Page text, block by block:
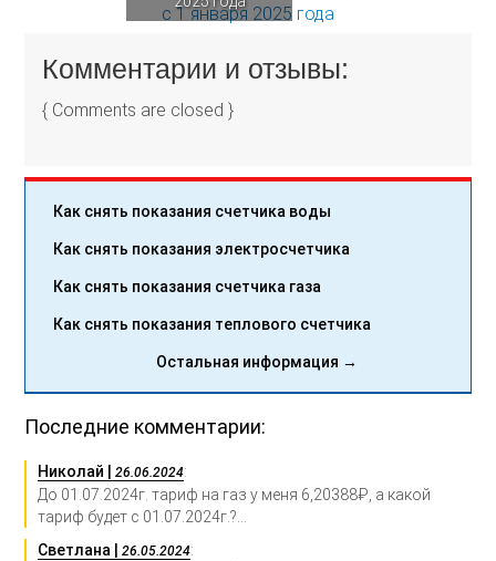
Комментарии и отзывы:
{ Comments are closed }
Как снять показания счетчика воды
Как снять показания электросчетчика
Как снять показания счетчика газа
Как снять показания теплового счетчика
Остальная информация →
Последние комментарии:
Николай |26.06.2024:
До 01.07.2024г. тариф на газ у меня 6,20388₽, а какой
тариф будет с 01.07.2024г.?...
Светлана |26.05.2024: